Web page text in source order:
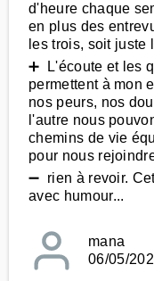
d'heure chaque
en plus des
les trois, soit juste
➕ L'écoute et les
permettent à mon
nos peurs, nos
l'autre nous
chemins de vie
pour nous
➖ rien à revoir.
avec humour...
mana
06/05/